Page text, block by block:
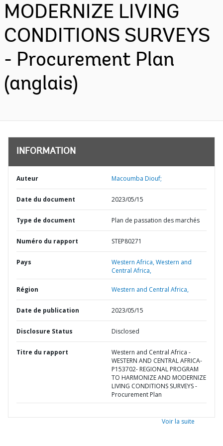
MODERNIZE LIVING
CONDITIONS SURVEYS
- Procurement Plan
(anglais)
INFORMATION
Auteur Macoumba Diouf;
Date du document 2023/05/15
Type de document Plan de passation des marchés
Numéro du rapport STEP80271
Pays Western Africa,Western and
Central Africa,
Région Western and Central Africa,
Date de publication 2023/05/15
Disclosure Status Disclosed
Titre du rapport
Western and Central Africa -
WESTERN AND CENTRAL AFRICA-
P153702- REGIONAL PROGRAM
TO HARMONIZE AND MODERNIZE
LIVING CONDITIONS SURVEYS -
Procurement Plan
Voir la suite